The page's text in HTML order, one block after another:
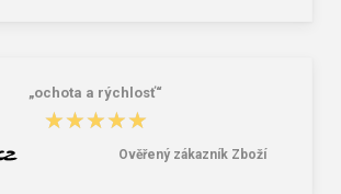
„ochota a rýchlosť“
★★★★★
★★★★★
Ověřený zákazník Zboží